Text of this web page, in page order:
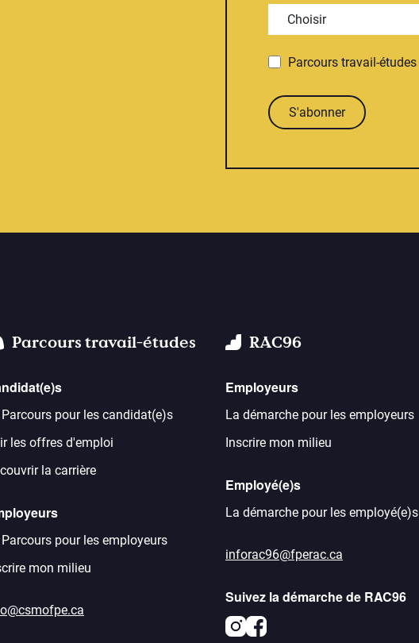
Parcours travail-études
S'abonner
Parcours travail-études
Parcours pour les candidat(e)s
les offres d'emploi
la carrière
Parcours pour les employeurs
mon milieu
RAC96
Employeurs
La démarche pour les employeurs
Inscrire mon milieu
Employé(e)s
La démarche pour les employé(e)s
inforac96@fperac.ca
Suivez la démarche de RAC96
Instagram
Facebook